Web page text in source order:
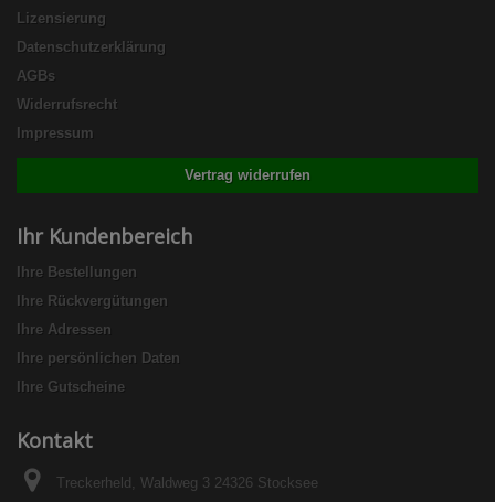
Lizensierung
Datenschutzerklärung
AGBs
Widerrufsrecht
Impressum
Vertrag widerrufen
Ihr Kundenbereich
Ihre Bestellungen
Ihre Rückvergütungen
Ihre Adressen
Ihre persönlichen Daten
Ihre Gutscheine
Kontakt
Treckerheld, Waldweg 3 24326 Stocksee